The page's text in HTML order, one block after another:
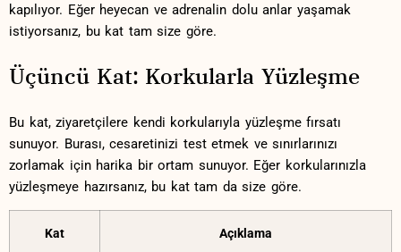
kapılıyor. Eğer heyecan ve adrenalin dolu anlar⁣ yaşamak
istiyorsanız, ⁤bu kat‍ tam size göre.
Üçüncü Kat: Korkularla Yüzleşme
Bu kat,‍ ziyaretçilere kendi korkularıyla yüzleşme fırsatı
sunuyor. Burası, cesaretinizi test etmek ‌ve sınırlarınızı ​
zorlamak için harika bir ortam sunuyor. ⁣Eğer korkularınızla
yüzleşmeye hazırsanız, bu kat tam⁢ da⁤ size göre.
Kat Açıklama